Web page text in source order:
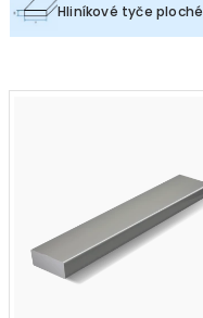
Hliníkové tyče ploché